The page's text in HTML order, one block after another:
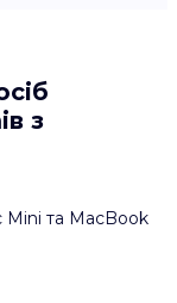
з
та MacBook